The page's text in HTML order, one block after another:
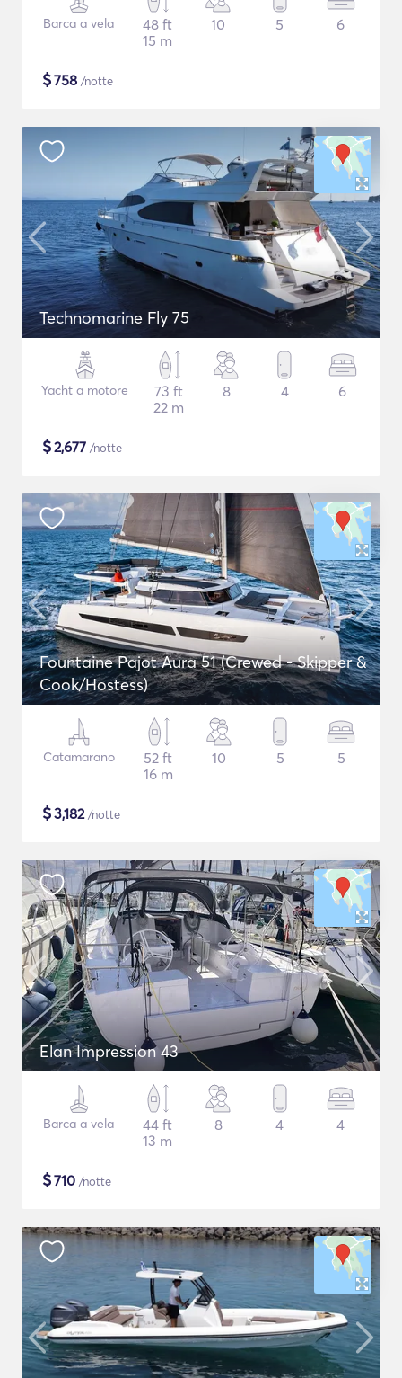
Barca a vela
48 ft
15 m
10 5 6
$758 /notte
Technomarine Fly 75
Yacht a motore
73 ft
22 m
8 4 6
$2,677 /notte
Fountaine Pajot Aura 51 (Crewed - Skipper &
Cook/Hostess)
Catamarano
52 ft
16 m
10 5 5
$3,182/notte
Elan Impression 43
Barca a vela
44 ft
13 m
8 4 4
$710 /notte